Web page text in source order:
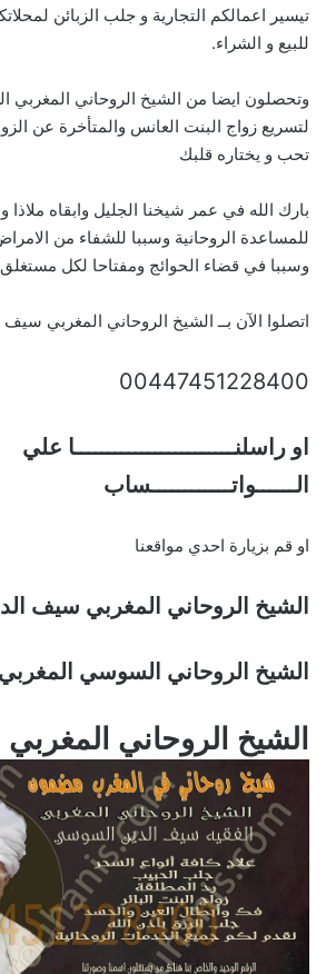
تيسير اعمالكم التجارية و جلب الزبائن
للبيع و الشراء.
وتحصلون ايضا من الشيخ الروحاني
لتسريع زواج البنت العانس والمتأخرة عن
تحب و يختاره قلبك
بارك الله في عمر شيخنا الجليل وابقاه ملاذا
للمساعدة الروحانية وسببا للشفاء من
وسببا في قضاء الحوائج ومفتاحا لكل مستغلق
اتصلوا الآن بــ الشيخ الروحاني المغربي
00447451228400
او راسلنــــــــــــــــــــــــا علي
الــــــواتــــــــــــساب
او قم بزيارة احدي مواقعنا
الشيخ الروحاني المغربي سيف
الشيخ الروحاني السوسي المغربي
الشيخ الروحاني